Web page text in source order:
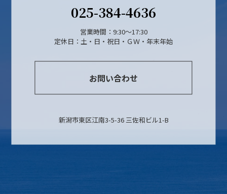
025-384-4636
営業時間：9:30～17:30
定休日：土・日・祝日・ＧＷ・年末年始
お問い合わせ
新潟市東区江南3-5-36 三佐和ビル1-B